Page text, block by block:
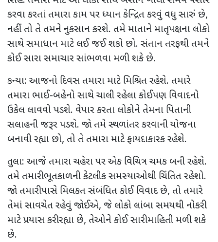
કરવા કરતાં તમારા કામ પર ધ્યાન કેન્દ્રિત કરવું વધુ સારું છે,
નહીં તો તે તમને નુકસાન કરશે. તમે માતાને માતૃપક્ષના લોકો
સાથે સમાધાન માટે લઈ જઈ શકો છો. સંતાન તરફથી તમને
કોઈ સારા સમાચાર સાંભળવા મળી શકે છે.
કન્યા: આજનો દિવસ તમારા માટે મિશ્રિત રહેશે. તમારે
તમારા ભાઈ-બહેનો સાથે ચાલી રહેલા કોઈપણ વિવાદનો
ઉકેલ લાવવો પડશે. વેપાર કરતા લોકોને તેમના પિતાની
સલાહની જરૂર પડશે. જો તમે સ્થળાંતર કરવાની યોજના
બનાવી રહ્યા છો, તો તે તમારા માટે ફાયદાકારક રહેશે.
તુલા: આજે તમારા ચહેરા પર એક વિચિત્ર ચમક બની રહેશે.
તમે તમારી ભૂતકાળની કેટલીક સમસ્યાઓથી ચિંતિત રહેશો.
જો તમારી પાસે મિલકત સંબંધિત કોઈ વિવાદ છે, તો તમારે
તેમાં સાવચેત રહેવું જોઈએ, જે લોકો લાંબા સમયથી નોકરી
માટે પ્રયાસ કરી રહ્યા છે, તેઓને કોઈ સારી માહિતી મળી શકે
છે.